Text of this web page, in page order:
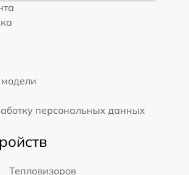
персональных данных
Тепловизоров